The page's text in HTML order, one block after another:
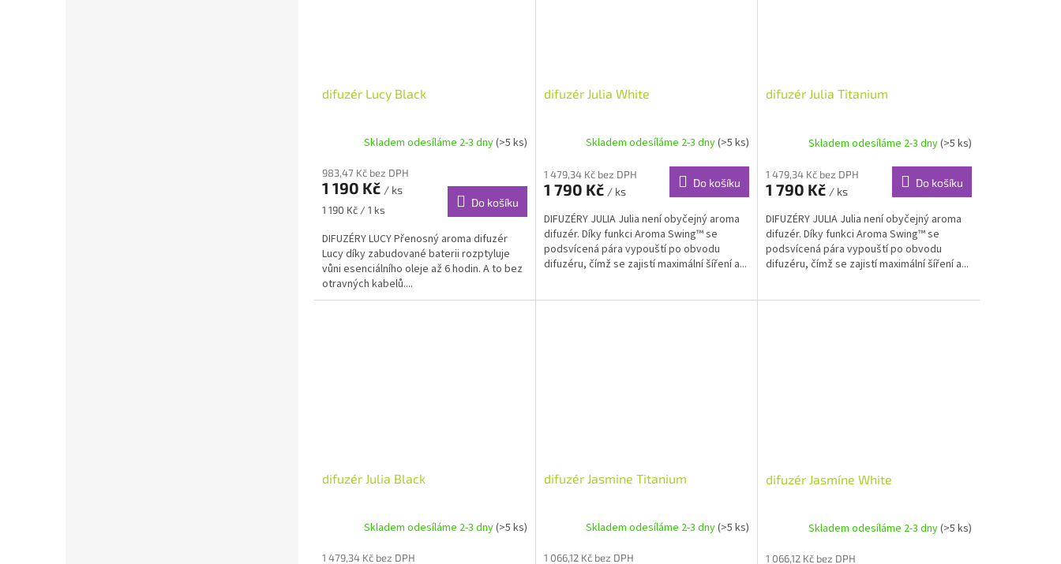
difuzér Lucy Black
Skladem odesíláme 2-3 dny(>5 ks)
983,47 Kč bez DPH
1 190 Kč / ks
Měrná
1 190 Kč / 1 ks
Do košíku
DIFUZÉRY LUCY Přenosný aroma difuzér
Lucy díky zabudované baterii rozptyluje
vůni esenciálního oleje až 6 hodin. A to bez
otravných kabelů....
difuzér Julia White
Skladem odesíláme 2-3 dny(>5 ks)
1 479,34 Kč bez DPH
1 790 Kč / ks
Do košíku
DIFUZÉRY JULIA Julia není obyčejný aroma
difuzér. Díky funkci Aroma Swing™ se
podsvícená pára vypouští po obvodu
difuzéru, čímž se zajistí maximální šíření a...
difuzér Julia Titanium
Skladem odesíláme 2-3 dny(>5 ks)
1 479,34 Kč bez DPH
1 790 Kč / ks
Do košíku
DIFUZÉRY JULIA Julia není obyčejný aroma
difuzér. Díky funkci Aroma Swing™ se
podsvícená pára vypouští po obvodu
difuzéru, čímž se zajistí maximální šíření a...
difuzér Julia Black
Skladem odesíláme 2-3 dny(>5 ks)
1 479,34 Kč bez DPH
difuzér Jasmine Titanium
Skladem odesíláme 2-3 dny(>5 ks)
1 066,12 Kč bez DPH
difuzér Jasmíne White
Skladem odesíláme 2-3 dny(>5 ks)
1 066,12 Kč bez DPH